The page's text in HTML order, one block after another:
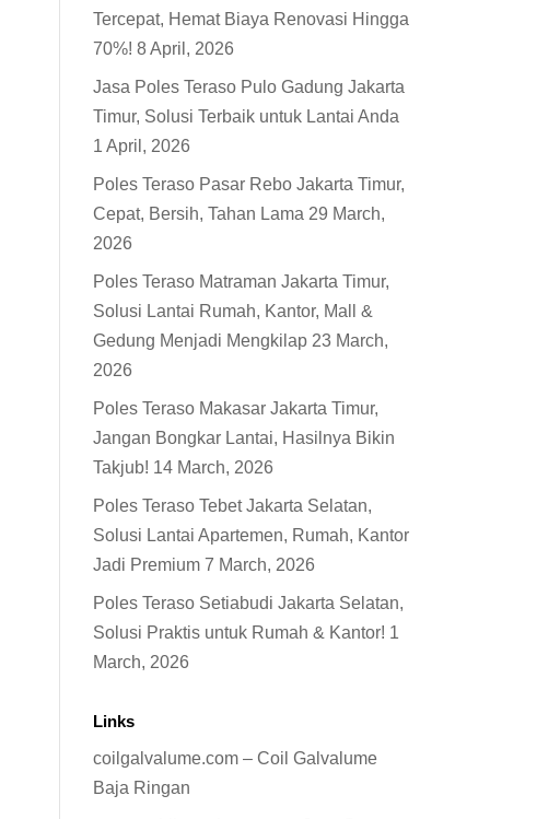
Tercepat, Hemat Biaya Renovasi Hingga
70%! 8 April, 2026
Jasa Poles Teraso Pulo Gadung Jakarta
Timur, Solusi Terbaik untuk Lantai Anda
1 April, 2026
Poles Teraso Pasar Rebo Jakarta Timur,
Cepat, Bersih, Tahan Lama 29 March,
2026
Poles Teraso Matraman Jakarta Timur,
Solusi Lantai Rumah, Kantor, Mall &
Gedung Menjadi Mengkilap 23 March,
2026
Poles Teraso Makasar Jakarta Timur,
Jangan Bongkar Lantai, Hasilnya Bikin
Takjub! 14 March, 2026
Poles Teraso Tebet Jakarta Selatan,
Solusi Lantai Apartemen, Rumah, Kantor
Jadi Premium 7 March, 2026
Poles Teraso Setiabudi Jakarta Selatan,
Solusi Praktis untuk Rumah & Kantor! 1
March, 2026
Links
coilgalvalume.com – Coil Galvalume
Baja Ringan